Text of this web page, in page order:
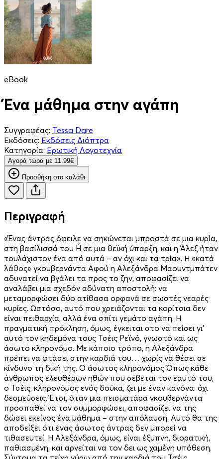
eBook
Ένα μάθημα στην αγάπη
Συγγραφέας: Tessa Dare
Εκδόσεις: Εκδόσεις Διόπτρα
Κατηγορία: Ερωτική Λογοτεχνία
Aγορά τώρα με 11.99€
Προσθήκη στο καλάθι
Περιγραφή
«Ένας άντρας όφειλε να σηκώνεται μπροστά σε μια κυρία,
στη βασίλισσά του Ή σε μια θεϊκή ύπαρξη, και η Άλεξ ήταν
τουλάχιστον ένα από αυτά – αν όχι και τα τρία». Η «κατά
λάθος» γκουβερνάντα Αφού η Αλεξάνδρα Μαουντμπάτεν
αδυνατεί να βγάλει τα προς το ζην, αποφασίζει να
αναλάβει μια σχεδόν αδύνατη αποστολή: να
μεταμορφώσει δύο ατίθασα ορφανά σε σωστές νεαρές
κυρίες. Ωστόσο, αυτό που χρειά­­ζονται τα κορίτσια δεν
είναι πειθαρχία, αλλά ένα σπίτι γεμάτο αγάπη. Η
πραγματική πρόκληση, όμως, έγκειται στο να πείσει γι’
αυτό τον κηδεμόνα τους Τσέις Ρεϊνό, γνωστό και ως
άσωτο κληρονόμο. Με κάποιο τρόπο, η Αλεξάνδρα
πρέπει να φτάσει στην καρδιά του… χωρίς να θέσει σε
κίνδυνο τη δική της. Ο άσωτος κληρονόμος Όπως κάθε
άνθρωπος ελευθέρων ηθών που σέβεται τον εαυτό του,
ο Τσέις, κληρονόμος ενός δούκα, ζει με έναν κανόνα: όχι
δεσμεύσεις. Έτσι, όταν μια πεισματάρα γκουβερνάντα
προσπαθεί να τον συμμορφώσει, αποφασίζει να της
δώσει εκείνος ένα μάθημα – στην απόλαυση. Αυτό θα της
αποδείξει ότι ένας άσωτος άντρας δεν μπορεί να
τιθασευτεί. Η Αλεξάνδρα, όμως, είναι έξυπνη, διορατική,
παθιασμένη, και αρνείται να τον δει ως χαμένη υπόθεση.